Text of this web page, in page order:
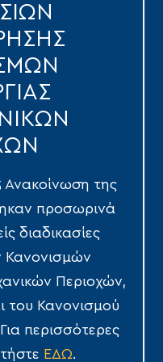
της
προσωρινά
διαδικασίες
Περιοχών,
του Κανονισμού
περισσότερες
ΕΔΩ.